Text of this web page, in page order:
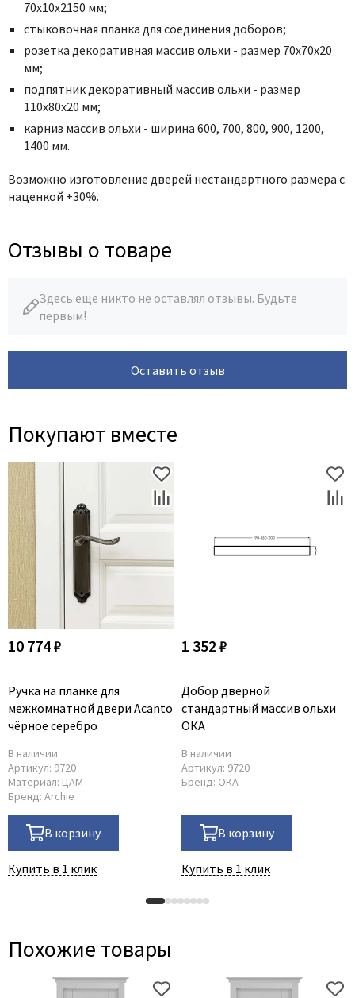
70х10х2150 мм;
стыковочная планка для соединения доборов;
розетка декоративная массив ольхи - размер 70х70х20
мм;
подпятник декоративный массив ольхи - размер
110х80х20 мм;
карниз массив ольхи - ширина 600, 700, 800, 900, 1200,
1400 мм.
Возможно изготовление дверей нестандартного размера с
наценкой +30%.
Отзывы о товаре
Здесь еще никто не оставлял отзывы. Будьте
первым!
Оставить отзыв
Покупают вместе
10 774 ₽
Ручка на планке для
межкомнатной двери Acanto
чёрное серебро
В наличии
Артикул: 9720
Материал: ЦАМ
Бренд: Archie
В корзину
Купить в 1 клик
1 352 ₽
Добор дверной
стандартный массив ольхи
ОКА
В наличии
Артикул: 9720
Бренд: ОКА
В корзину
Купить в 1 клик
Похожие товары